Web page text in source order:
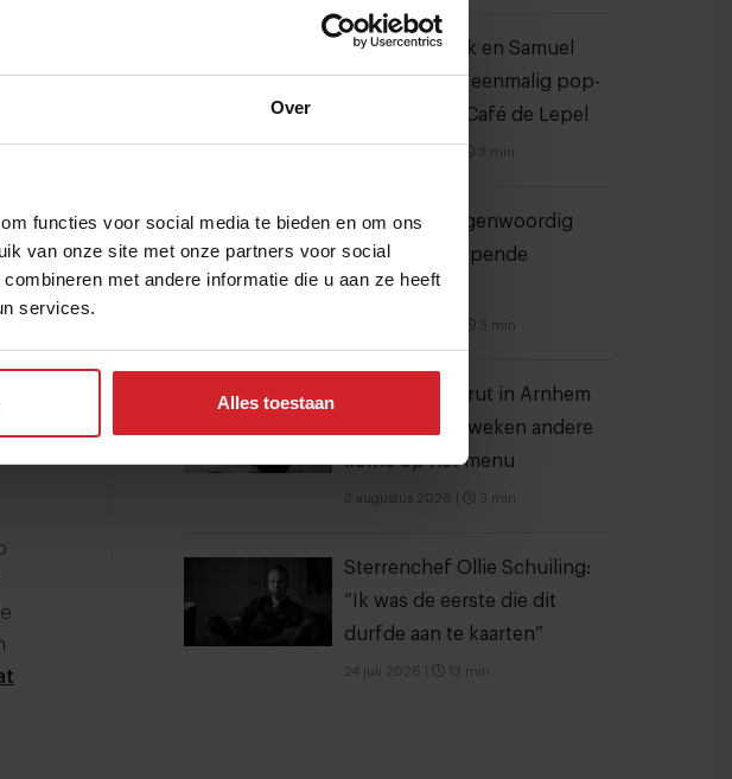
Over
functies voor social media te bieden en om ons
van onze site met onze partners voor social
met andere informatie die u aan ze heeft
services.
Alles toestaan
Joris Bijdendijk en Samuel
Levie openen eenmalig pop-
uprestaurant Café de Lepel
3 min
Bangkok is tegenwoordig
meer dan dampende
noedelsoep
3 min
Bij koffiebar Prut in Arnhem
staat iedere 2 weken andere
koffie op het menu
3 augustus 2026 3 min
Sterrenchef Ollie Schuiling:
“Ik was de eerste die dit
durfde aan te kaarten”
24 juli 2026 13 min